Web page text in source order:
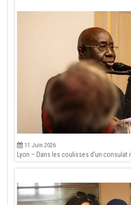
11 Juin 2026
Lyon – Dans les coulisses d'un consulat